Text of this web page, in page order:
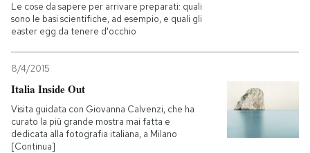
Le cose da sapere per arrivare preparati: quali
sono le basi scientifiche, ad esempio, e quali gli
easter egg da tenere d'occhio
8/4/2015
Italia Inside Out
Visita guidata con Giovanna Calvenzi, che ha
curato la più grande mostra mai fatta e
dedicata alla fotografia italiana, a Milano
[Continua]